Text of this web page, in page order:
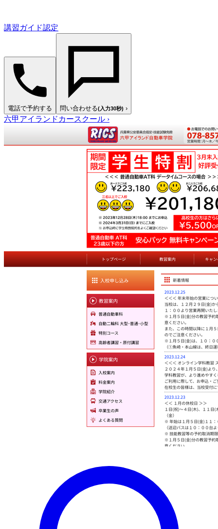
講習ガイド認定
電話で予約する 問い合わせる(入力30秒) ›
六甲アイランドカースクール ›